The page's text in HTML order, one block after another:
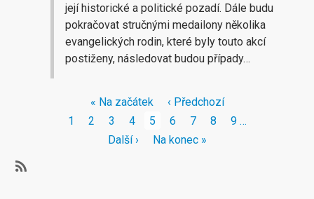
její historické a politické pozadí. Dále budu
pokračovat stručnými medailony několika
evangelických rodin, které byly touto akcí
postiženy, následovat budou případy…
First
page
« Na začátek
Předchozí
stránka
‹ Předchozí
Stránka
1 Stránka
2 Stránka
3 Stránka
4
Aktuální
stránka
5 Stránka
6 Stránka
7 Stránka
8 Stránka
9 …
Následující
Další ›
Poslední
Na konec »